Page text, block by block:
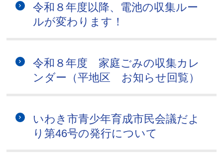
令和８年度以降、電池の収集ルー
ルが変わります！
令和８年度 家庭ごみの収集カレ
ンダー（平地区 お知らせ回覧）
いわき市青少年育成市民会議だよ
り第46号の発行について